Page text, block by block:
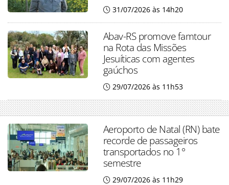
31/07/2026 às 14h20
Abav-RS promove famtour
na Rota das Missões
Jesuíticas com agentes
gaúchos
29/07/2026 às 11h53
Aeroporto de Natal (RN) bate
recorde de passageiros
transportados no 1°
semestre
29/07/2026 às 11h29